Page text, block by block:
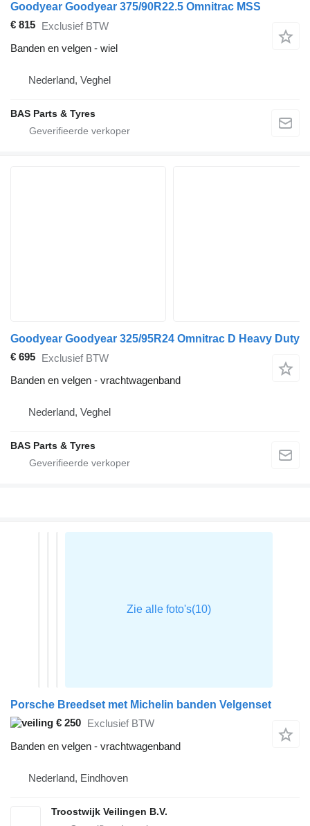
Goodyear Goodyear 375/90R22.5 Omnitrac MSS
€ 815 Exclusief BTW
Banden en velgen - wiel
Nederland, Veghel
BAS Parts & Tyres
Goodyear Goodyear 325/95R24 Omnitrac D Heavy Duty
€ 695 Exclusief BTW
Banden en velgen - vrachtwagenband
Nederland, Veghel
BAS Parts & Tyres
Porsche Breedset met Michelin banden Velgenset
€ 250 Exclusief BTW
Banden en velgen - vrachtwagenband
Nederland, Eindhoven
Troostwijk Veilingen B.V.